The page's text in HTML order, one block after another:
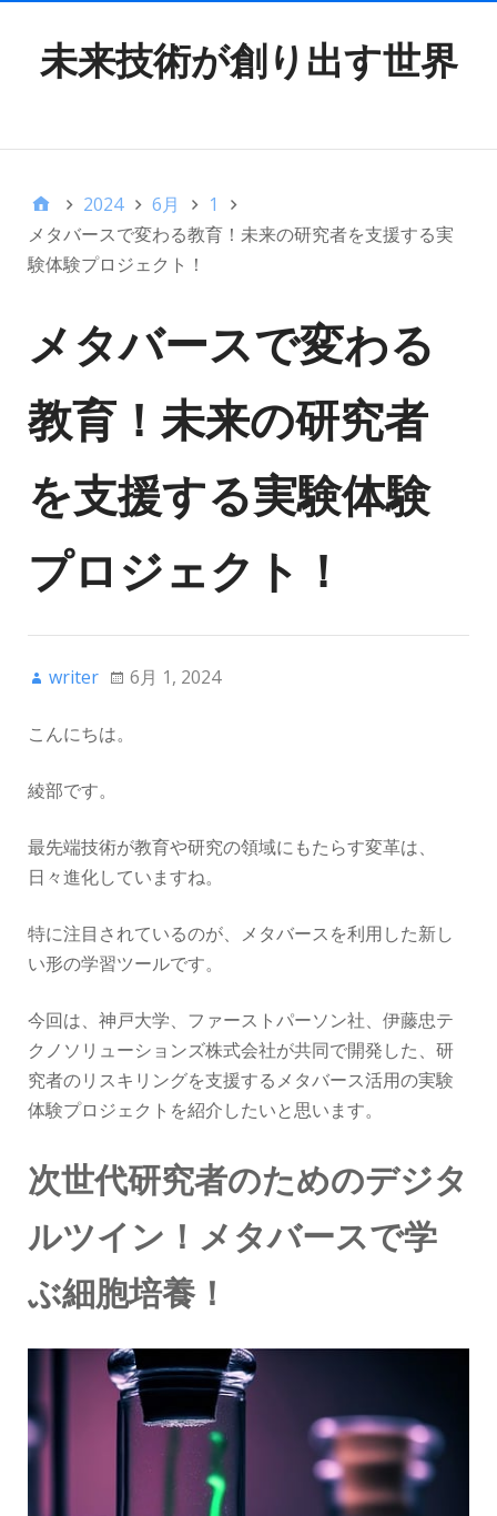
未来技術が創り出す世界
2024 6月
1
メタバースで変わる教育！未来の研究者を支援する実
験体験プロジェクト！
メタバースで変わる
教育！未来の研究者
を支援する実験体験
プロジェクト！
writer 6月 1, 2024
こんにちは。
綾部です。
最先端技術が教育や研究の領域にもたらす変革は、
日々進化していますね。
特に注目されているのが、メタバースを利用した新し
い形の学習ツールです。
今回は、神戸大学、ファーストパーソン社、伊藤忠テ
クノソリューションズ株式会社が共同で開発した、研
究者のリスキリングを支援するメタバース活用の実験
体験プロジェクトを紹介したいと思います。
次世代研究者のためのデジタ
ルツイン！メタバースで学
ぶ細胞培養！